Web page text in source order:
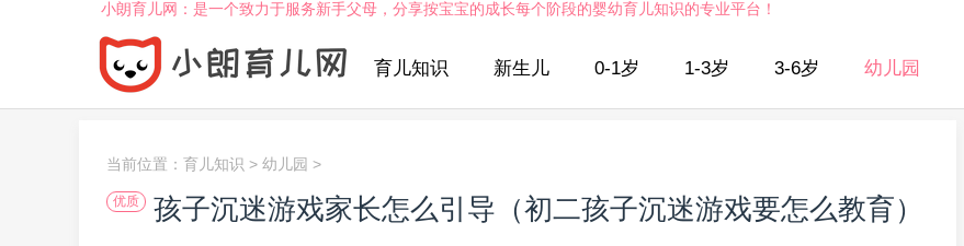
小朗育儿网：是一个致力于服务新手父母，分享按宝宝的成长每个阶段的婴幼育儿知识的专业平台！
育儿知识 新生儿 0-1岁 1-3岁 3-6岁 幼儿园
当前位置： 育儿知识 > 幼儿园 >
优质 孩子沉迷游戏家长怎么引导（初二孩子沉迷游戏要怎么教育）